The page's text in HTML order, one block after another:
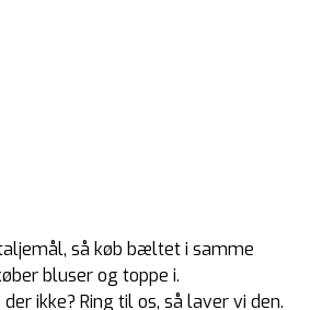
så køb bæltet i samme
bluser og toppe i.
ikke? Ring til os, så laver vi den.